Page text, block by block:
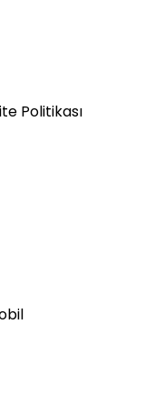
Politikası